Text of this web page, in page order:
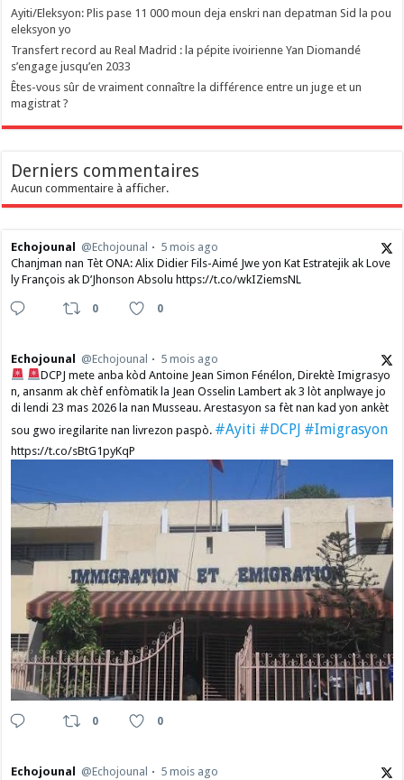
Ayiti/Eleksyon: Plis pase 11 000 moun deja enskri nan depatman Sid la pou
eleksyon yo
Transfert record au Real Madrid : la pépite ivoirienne Yan Diomandé
s’engage jusqu’en 2033
Êtes-vous sûr de vraiment connaître la différence entre un juge et un
magistrat ?
Derniers commentaires
Aucun commentaire à afficher.
Echojounal @Echojounal
5 mois ago
Chanjman nan Tèt ONA: Alix Didier Fils-Aimé Jwe yon Kat Estratejik ak Love
ly François ak D’Jhonson Absolu https://t.co/wkIZiemsNL
0 0
Echojounal @Echojounal
5 mois ago
DCPJ mete anba kòd Antoine Jean Simon Fénélon, Direktè Imigrasyo
n, ansanm ak chèf enfòmatik la Jean Osselin Lambert ak 3 lòt anplwaye jo
di lendi 23 mas 2026 la nan Musseau. Arestasyon sa fèt nan kad yon ankèt
sou gwo iregilarite nan livrezon paspò. #Ayiti #DCPJ #Imigrasyon
https://t.co/sBtG1pyKqP
0 0
Echojounal @Echojounal
5 mois ago